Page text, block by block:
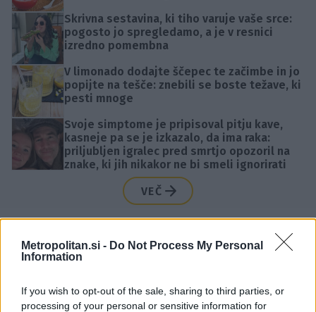
Metropolitan.si - Do Not Process My Personal
Information
If you wish to opt-out of the sale, sharing to third parties, or
processing of your personal or sensitive information for
Skrivna sestavina, ki tiho varuje vaše srce:
pogosto jo spregledamo, a je v resnici
izredno pomembna
V limonado dodajte ščepec te začimbe in jo
popijte na tešče: znebili se boste težave, ki
pesti mnoge
Svoje simptome je pripisoval pitju kave,
kasneje pa se je izkazalo, da ima raka:
priljubljen igralec pred smrtjo opozoril na
znake, ki jih nikakor ne bi smeli ignorirati
VEČ
od Luke Dončića zahteva Anamaria Goltes,
tukaj so vse podrobnosti